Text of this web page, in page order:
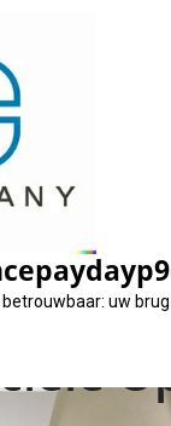
uw
Geld
BKR-